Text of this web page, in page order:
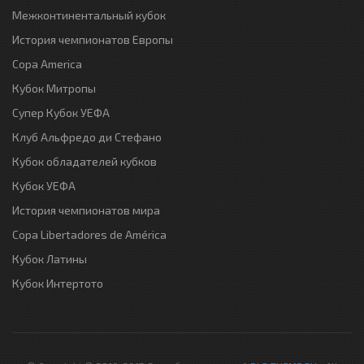
Межконтинентальный кубок
История чемпионатов Европы
Copa America
Кубок Митропы
Супер Кубок УЕФА
Клуб Альфредо ди Стефано
Кубок обладателей кубков
Кубок УЕФА
История чемпионатов мира
Copa Libertadores de América
Кубок Латины
Кубок Интертото